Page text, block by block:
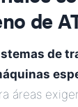
de
de
áreas